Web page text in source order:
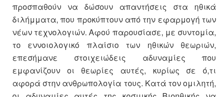
προσπαθούν να δώσουν απαντήσεις στα ηθικά
διλήμματα, που προκύπτουν από την εφαρμογή των
νέων τεχνολογιών. Αφού παρουσίασε, με συντομία,
το εννοιολογικό πλαίσιο των ηθικών θεωριών,
επεσήμανε στοιχειώδεις αδυναμίες που
εμφανίζουν οι θεωρίες αυτές, κυρίως σε ό,τι
αφορά στην ανθρωπολογία τους. Κατά τον ομιλητή,